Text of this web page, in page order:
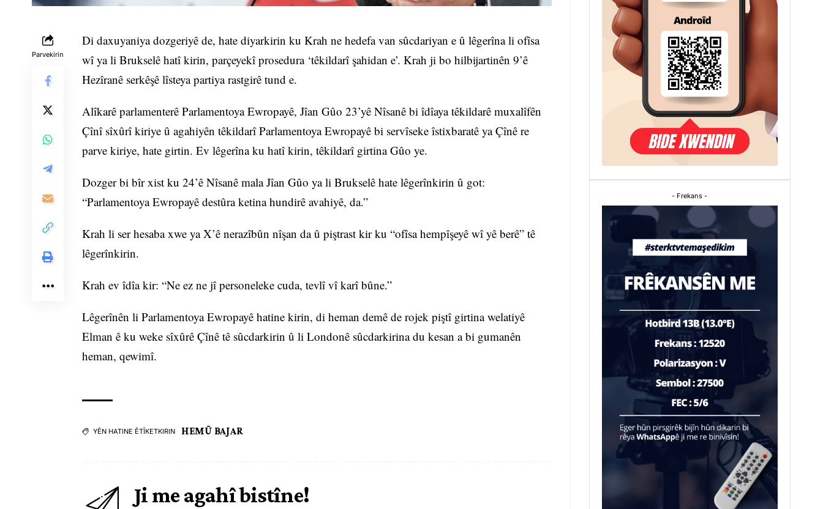
Parvekirin
Di daxuyaniya dozgeriyê de, hate diyarkirin ku Krah ne hedefa van sûcdariyan e û lêgerîna li ofîsa
wî ya li Brukselê hatî kirin, parçeyekî prosedura ‘têkildarî şahidan e’. Krah ji bo hilbijartinên 9’ê
Hezîranê serkêşê lîsteya partiya rastgirê tund e.
Alîkarê parlamenterê Parlamentoya Ewropayê, Jîan Gûo 23’yê Nîsanê bi îdîaya têkildarê muxalîfên
Çînî sîxûrî kiriye û agahiyên têkildarî Parlamentoya Ewropayê bi servîseke îstixbaratê ya Çînê re
parve kiriye, hate girtin. Ev lêgerîna ku hatî kirin, têkildarî girtina Gûo ye.
Dozger bi bîr xist ku 24’ê Nîsanê mala Jîan Gûo ya li Brukselê hate lêgerînkirin û got:
“Parlamentoya Ewropayê destûra ketina hundirê avahiyê, da.”
Krah li ser hesaba xwe ya X’ê nerazîbûn nîşan da û piştrast kir ku “ofîsa hempîşeyê wî yê berê” tê
lêgerînkirin.
Krah ev îdîa kir: “Ne ez ne jî personeleke cuda, tevlî vî karî bûne.”
Lêgerînên li Parlamentoya Ewropayê hatine kirin, di heman demê de rojek piştî girtina welatiyê
Elman ê ku weke sîxûrê Çînê tê sûcdarkirin û li Londonê sûcdarkirina du kesan a bi gumanên
heman, qewimî.
YÊN HATINE ÊTÎKETKIRIN HEMÛ BAJAR
Ji me agahî bistîne!
- Frekans -